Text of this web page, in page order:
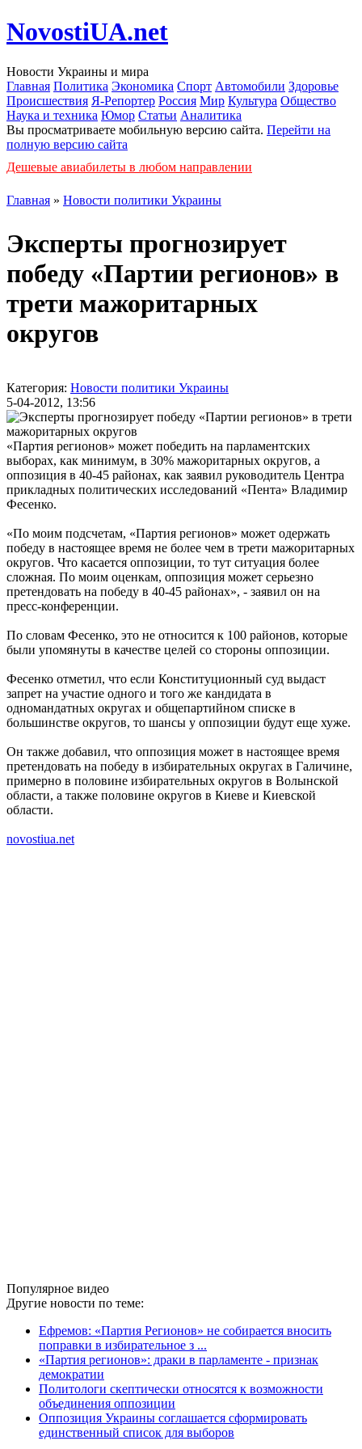
NovostiUA.net
Новости Украины и мира
Главная Политика Экономика Спорт Автомобили Здоровье
Происшествия Я-Репортер Россия Мир Культура Общество
Наука и техника Юмор Статьи Аналитика
Вы просматриваете мобильную версию сайта. Перейти на
полную версию сайта
Дешевые авиабилеты в любом направлении
Главная » Новости политики Украины
Эксперты прогнозирует
победу «Партии регионов» в
трети мажоритарных
округов
Категория: Новости политики Украины
5-04-2012, 13:56
«Партия регионов» может победить на парламентских
выборах, как минимум, в 30% мажоритарных округов, а
оппозиция в 40-45 районах, как заявил руководитель Центра
прикладных политических исследований «Пента» Владимир
Фесенко.
«По моим подсчетам, «Партия регионов» может одержать
победу в настоящее время не более чем в трети мажоритарных
округов. Что касается оппозиции, то тут ситуация более
сложная. По моим оценкам, оппозиция может серьезно
претендовать на победу в 40-45 районах», - заявил он на
пресс-конференции.
По словам Фесенко, это не относится к 100 районов, которые
были упомянуты в качестве целей со стороны оппозиции.
Фесенко отметил, что если Конституционный суд выдаст
запрет на участие одного и того же кандидата в
одномандатных округах и общепартийном списке в
большинстве округов, то шансы у оппозиции будут еще хуже.
Он также добавил, что оппозиция может в настоящее время
претендовать на победу в избирательных округах в Галичине,
примерно в половине избирательных округов в Волынской
области, а также половине округов в Киеве и Киевской
области.
novostiua.net
Популярное видео
Другие новости по теме:
Ефремов: «Партия Регионов» не собирается вносить
поправки в избирательное з ...
«Партия регионов»: драки в парламенте - признак
демократии
Политологи скептически относятся к возможности
объединения оппозиции
Оппозиция Украины соглашается сформировать
единственный список для выборов